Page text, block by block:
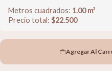
Metros cuadrados: 1.00m²
Precio total: $22.500
Agregar Al